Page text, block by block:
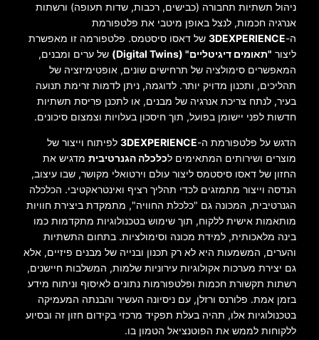
ניהול תשתיות תחבורה (כבישים, רכבות, שדות תעופה) ורשתות
אנרגיה חכמות, לנצל באופן מיטבי את פלטפורמת
ה-3DEXPERIENCE של דאסו סיסטמס. פלטפורמה זו מאפשרת
ליצור "תאומים דיגיטליים" (Digital Twins)
של ערים ומבנים,
המאפשרים סימולציה של תרחישים שונים, אופטימיזציה של
תהליכים, ותכנון מדויק יותר. לדוגמה, ניתן לדמות זרימת תנועה
בעיר, לנתח צריכת אנרגיה של מבנים, או לתכנן פריסת תשתיות
חדשות לפני יישומן בפועל, תוך חיסכון בעלויות וצמצום סיכונים.
הדגש על פלטפורמת ה-3DEXPERIENCE לפיתוח וייצור של
מוצרים ושירותים המתאימים לכלכלה הגנרטיבית מדגיש את
החזון של דאסו סיסטמס ליצור עולם וירטואלי מקושר, שבו עיצוב,
הנדסה וייצור מתמזגים לכדי תהליך רציף ואינטראקטיבי. הכלכלה
הגנרטיבית, המכונה גם "כלכלת החוויה", מתמקדת ביצירת חוויות
מותאמות אישית ללקוח, תוך שימוש בטכנולוגיות מתקדמות כמו
בינה מלאכותית, למידת מכונה וסימולציות. בתחום התשתיות
והערים, המשמעות היא לא רק תכנון ובנייה של מבנים פיזיים, אלא
גם יצירת מערכות אקולוגיות עירוניות שלמות, המשלבות חיישנים,
רשתות תקשורת חכמות ופלטפורמות נתונים לאיסוף וניתוח מידע
בזמן אמת. פלורנס ורזלן, עם ניסיונה העשיר והבנתה המעמיקה
בטכנולוגיות אלו, תהיה בעלת תפקיד מרכזי בקידום חזון זה ובסיוע
ללקוחות לממש את הפוטנציאל הטמון בו.